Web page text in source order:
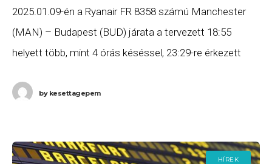
2025.01.09-én a Ryanair FR 8358 számú Manchester
(MAN) – Budapest (BUD) járata a tervezett 18:55
helyett több, mint 4 órás késéssel, 23:29-re érkezett
bykesettagepem
HÍREK